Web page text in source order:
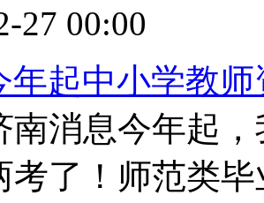
27 00:00
年起中小学教
南消息今年起
考了！师范类